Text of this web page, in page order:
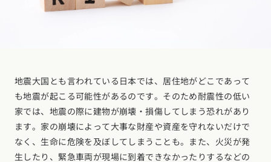
地震大国とも言われている日本では、居住地がどこであって
も地震が起こる可能性があるのです。そのため耐震性の低い
家では、地震の際に建物が崩壊・損傷してしまう恐れがあり
ます。家の崩壊によって大事な財産や資産を守れないだけで
なく、生命に危険を及ぼしてしまうことも。また、火災が発
生したり、緊急車両が現場に到着できなかったりするなどの